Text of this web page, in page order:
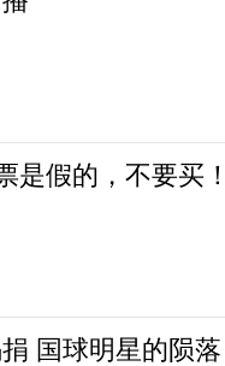
是假的，不要买！
国球明星的陨落